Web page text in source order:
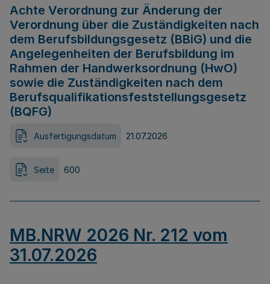
Achte Verordnung zur Änderung der
Verordnung über die Zuständigkeiten nach
dem Berufsbildungsgesetz (BBiG) und die
Angelegenheiten der Berufsbildung im
Rahmen der Handwerksordnung (HwO)
sowie die Zuständigkeiten nach dem
Berufsqualifikationsfeststellungsgesetz
(BQFG)
Ausfertigungsdatum 21.07.2026
Seite 600
MB.NRW 2026 Nr. 212 vom
31.07.2026